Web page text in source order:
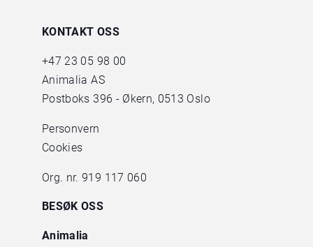
KONTAKT OSS
+47 23 05 98 00
Animalia AS
Postboks 396 - Økern, 0513 Oslo
Personvern
Cookies
Org. nr. 919 117 060
BESØK OSS
Animalia